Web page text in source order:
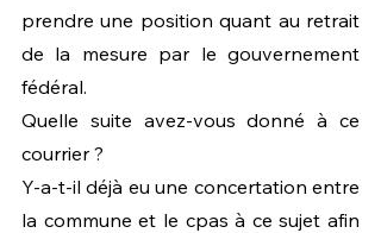
prendre une position quant au retrait
de la mesure par le gouvernement
fédéral.
Quelle suite avez-vous donné à ce
courrier ?
Y-a-t-il déjà eu une concertation entre
la commune et le cpas à ce sujet afin